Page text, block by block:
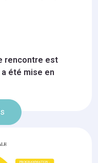
rencontre est
été mise en